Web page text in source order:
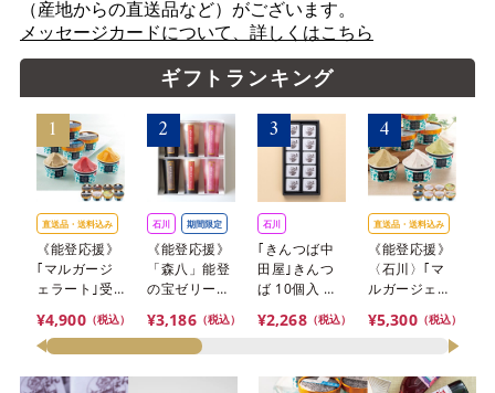
（産地からの直送品など）がございます。
メッセージカードについて、詳しくはこちら
ギフトランキング
直送品・ 送料込み
《能登応援》
｢マルガージ
ェラート｣受
能登ジェラー
ト8〈2026〉
海道・沖縄・
¥4,900（税込）
石川 期間限定
《能登応援》
「森八」能登
の宝ゼリー詰
【おまとめ便
¥3,186（税込）
石川
｢きんつば中
田屋｣きんつ
ば 10個入 箱
対象】
¥2,268（税込）
直送品・ 送料込み
《能登応援》
〈石川〉｢マ
ルガージェラ
賞・能登ジェ
【冷凍】※北
¥5,300（税込）